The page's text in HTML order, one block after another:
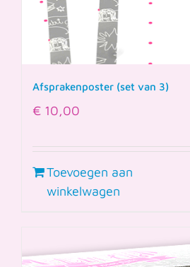
Afsprakenposter (set van 3)
€ 10,00
Toevoegen aan
winkelwagen